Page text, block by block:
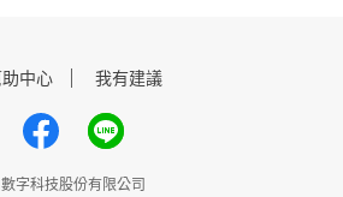
中心 我有建議
數字科技股份有限公司